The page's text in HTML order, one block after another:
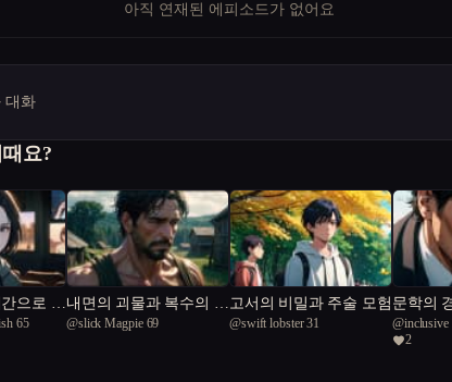
아직 연재된 에피소드가 없어요
대화
요?
으로 공
65
내면의 괴물과 복수의 진
실
@slick Magpie 69
고서의 비밀과 주술 모험
@swift lobster 31
문학의
돌
@inclusive
2